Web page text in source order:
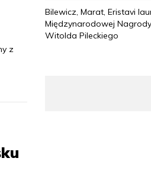
z
Bilewicz, Marat, Eristavi
Międzynarodowej
Witolda Pileckiego